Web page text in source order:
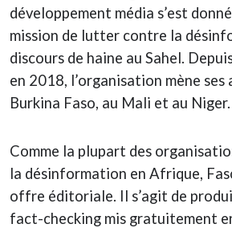
développement média s’est
mission de lutter contre la
discours de haine au Sahel.
en 2018, l’organisation mène
Burkina Faso, au Mali et au Niger.
Comme la plupart des
la désinformation en Afrique,
offre éditoriale. Il s’agit de
fact-checking mis gratuitement